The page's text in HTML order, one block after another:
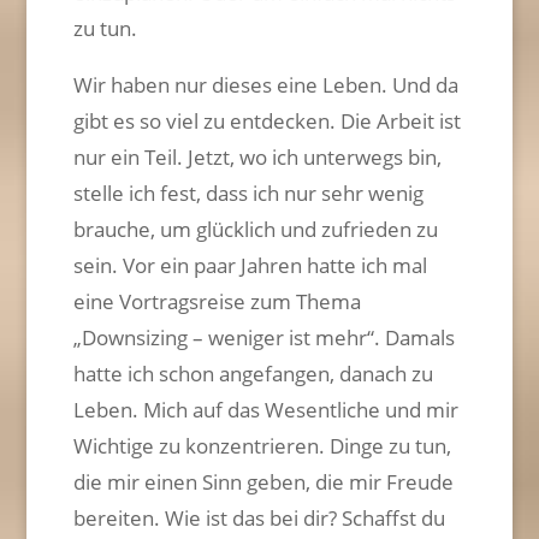
zu tun.
Wir haben nur dieses eine Leben. Und da
gibt es so viel zu entdecken. Die Arbeit ist
nur ein Teil. Jetzt, wo ich unterwegs bin,
stelle ich fest, dass ich nur sehr wenig
brauche, um glücklich und zufrieden zu
sein. Vor ein paar Jahren hatte ich mal
eine Vortragsreise zum Thema
„Downsizing – weniger ist mehr“. Damals
hatte ich schon angefangen, danach zu
Leben. Mich auf das Wesentliche und mir
Wichtige zu konzentrieren. Dinge zu tun,
die mir einen Sinn geben, die mir Freude
bereiten. Wie ist das bei dir? Schaffst du